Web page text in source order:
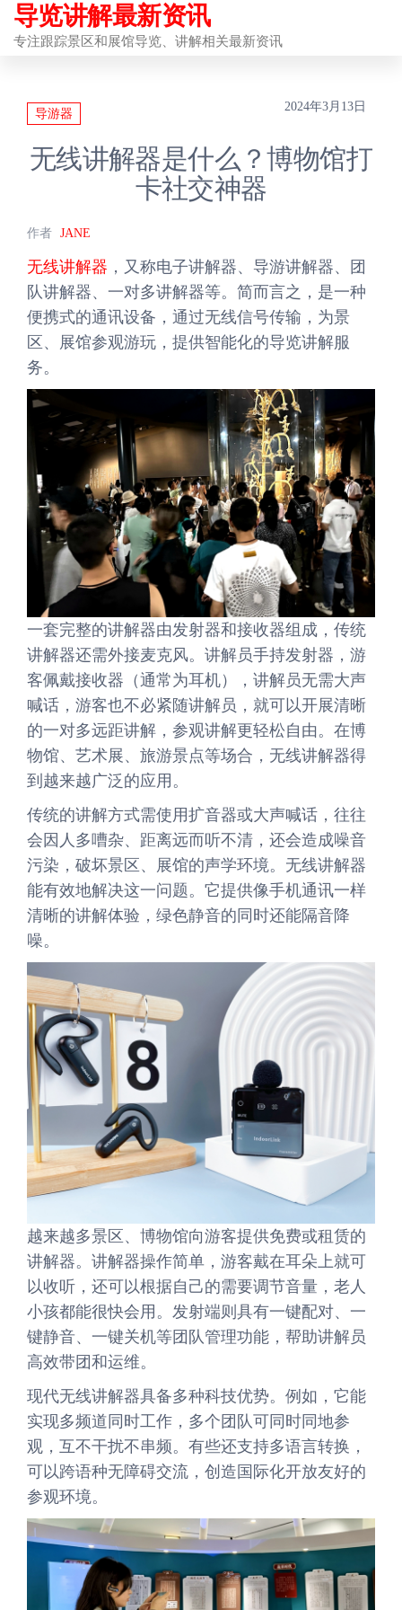
前
往
导览讲解最新资讯
专注跟踪景区和展馆导览、讲解相关最新资讯
导游器
2024年3月13日
无线讲解器是什么？博物馆打
卡社交神器
作者 JANE
无线讲解器 ，又称电子讲解器、导游讲解器、团
队讲解器、一对多讲解器等。简而言之，是一种
便携式的通讯设备，通过无线信号传输，为景
区、展馆参观游玩，提供智能化的导览讲解服
务。
一套完整的讲解器由发射器和接收器组成，传统
讲解器还需外接麦克风。讲解员手持发射器，游
客佩戴接收器（通常为耳机），讲解员无需大声
喊话，游客也不必紧随讲解员，就可以开展清晰
的一对多远距讲解，参观讲解更轻松自由。在博
物馆、艺术展、旅游景点等场合，无线讲解器得
到越来越广泛的应用。
传统的讲解方式需使用扩音器或大声喊话，往往
会因人多嘈杂、距离远而听不清，还会造成噪音
污染，破坏景区、展馆的声学环境。无线讲解器
能有效地解决这一问题。它提供像手机通讯一样
清晰的讲解体验，绿色静音的同时还能隔音降
噪。
越来越多景区、博物馆向游客提供免费或租赁的
讲解器。讲解器操作简单，游客戴在耳朵上就可
以收听，还可以根据自己的需要调节音量，老人
小孩都能很快会用。发射端则具有一键配对、一
键静音、一键关机等团队管理功能，帮助讲解员
高效带团和运维。
现代无线讲解器具备多种科技优势。例如，它能
实现多频道同时工作，多个团队可同时同地参
观，互不干扰不串频。有些还支持多语言转换，
可以跨语种无障碍交流，创造国际化开放友好的
参观环境。